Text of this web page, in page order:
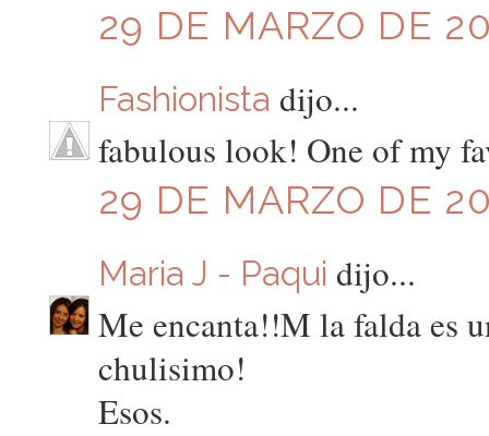
29 DE MARZO DE
Fashionista dijo...
fabulous look! One of my
29 DE MARZO DE
Maria J - Paqui dijo...
Me encanta!!M la falda es
chulisimo!
Esos.